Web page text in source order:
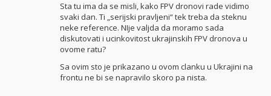
Sta tu ima da se misli, kako FPV dronovi rade vidimo
svaki dan. Ti „serijski pravljeni“ tek treba da steknu
neke reference. NIje valjda da moramo sada
diskutovati i ucinkovitost ukrajinskih FPV dronova u
ovome ratu?
Sa ovim sto je prikazano u ovom clanku u Ukrajini na
frontu ne bi se napravilo skoro pa nista.